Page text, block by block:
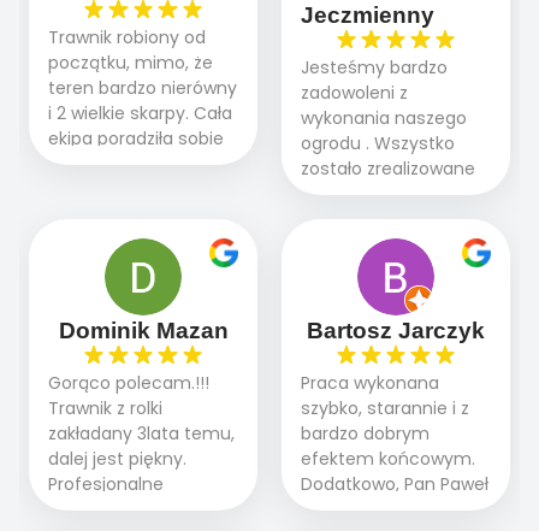
Trawnik robiony od
początku, mimo, że
teren bardzo nierówny
i 2 wielkie skarpy. Cała
ekipa poradziła sobie
WSPANIALE od
panowie wiedzą co
robią. Wszystko poszło
sprawnie i szybko.
Doradztwo w
pielęgnacji trawnika
teraz i na późniejszym
etapie jest dużym
plusem. Teraz razem
z dzieckiem i małym
pieskiem cieszymy się
pięknym trawnikiem :)
A trawa robi efekt
Jeczmienny
Jesteśmy bardzo
zadowoleni z
wykonania naszego
ogrodu . Wszystko
zostało zrealizowane
fachowo, rzetelnie i
oczekiwaniami. Prace
przebiegały sprawnie
dzięki temu,że firma
działa kompleksowo :
ogrodnictwo,nawodnienie,
brukarstwo.Efekt
końcowy przerósł
nasze oczekiwania.
Polecamy tę firmę
wszystkim , którzy
marzą o pięknym
Dominik Mazan
Gorąco polecam.!!!
Trawnik z rolki
zakładany 3lata temu,
dalej jest piękny.
Profesjonalne
podejście do pracy,
Bartosz Jarczyk
Praca wykonana
szybko, starannie i z
bardzo dobrym
efektem końcowym.
Dodatkowo, Pan Paweł
chętnie udziela porad